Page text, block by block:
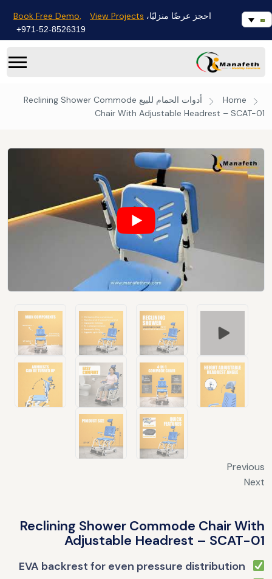
احجز عرضًا منزليًا، Book Free Demo, View Projects
971-52-8526319+
Home أدوات الحمام للبيع Reclining Shower Commode
Chair With Adjustable Headrest – SCAT-01
Previous
Next
Reclining Shower Commode Chair With
Adjustable Headrest – SCAT-01